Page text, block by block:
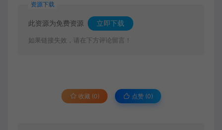
资源下载
此资源为免费资源 立即下载
如果链接失效，请在下方评论留言！
收藏 (0) 点赞 (0)